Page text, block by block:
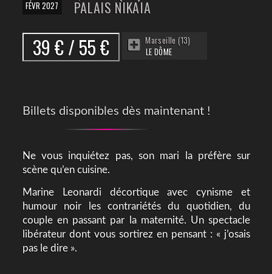
FÉVR 2027 PALAIS NIKAIA
39 € / 55 €
Marseille (13)
LE DÔME
Billets disponibles dès maintenant !
Ne vous inquiétez pas, son mari la préfère sur
scène qu’en cuisine.
Marine Leonardi décortique avec cynisme et
humour noir les contrariétés du quotidien, du
couple en passant par la maternité. Un spectacle
libérateur dont vous sortirez en pensant : « j’osais
pas le dire ».